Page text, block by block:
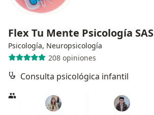
Flex Tu Mente Psicología SAS
Psicología, Neuropsicología
208 opiniones
Consulta psicológica infantil